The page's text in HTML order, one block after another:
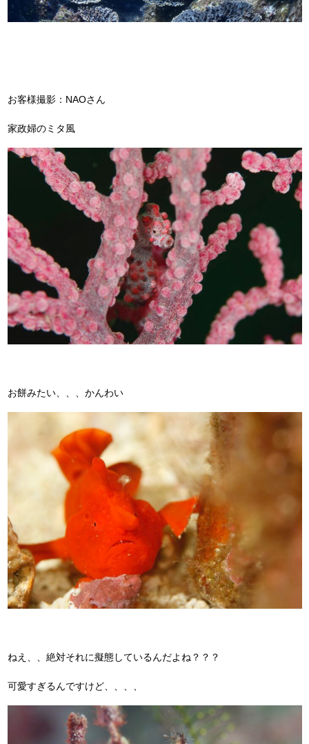
お客様撮影：NAOさん
家政婦のミタ風
お餅みたい、、、かんわい
ねえ、、絶対それに擬態しているんだよね？？？
可愛すぎるんですけど、、、、